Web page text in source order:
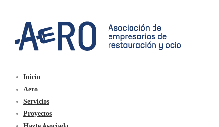
Inicio
Aero
Servicios
Proyectos